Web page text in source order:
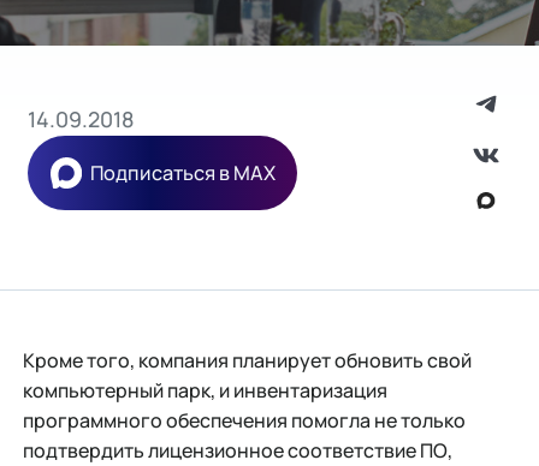
14.09.2018
Подписаться в MAX
Кроме того, компания планирует обновить свой
компьютерный парк, и инвентаризация
программного обеспечения помогла не только
подтвердить лицензионное соответствие ПО,